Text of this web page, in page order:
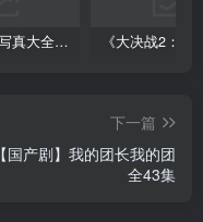
《金子美惠写真大全》第一卷
下一篇
【国产剧】我的团长我的团
全43集